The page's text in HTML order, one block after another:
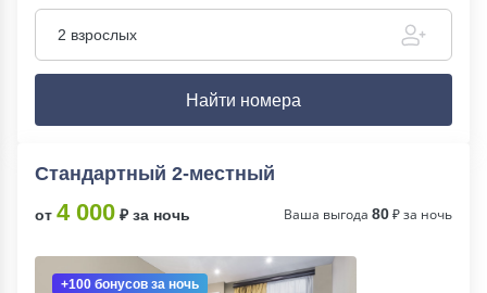
2 взрослых
Найти номера
Стандартный 2-местный
от 4 000 ₽ за ночь Ваша выгода 80₽ за ночь
+100 бонусов за ночь